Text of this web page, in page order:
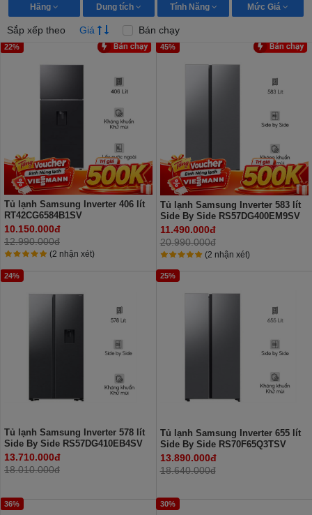
Hãng Dung tích Tính Năng Mức Giá
Sắp xếp theo Giá Bán chạy
22%
Tủ lạnh Samsung Inverter 406 lít
RT42CG6584B1SV
10.150.000đ
12.990.000đ
(2 nhận xét)
45%
Tủ lạnh Samsung Inverter 583 lít
Side By Side RS57DG400EM9SV
11.490.000đ
20.990.000đ
(2 nhận xét)
24%
Tủ lạnh Samsung Inverter 578 lít
Side By Side RS57DG410EB4SV
13.710.000đ
18.010.000đ
25%
Tủ lạnh Samsung Inverter 655 lít
Side By Side RS70F65Q3TSV
13.890.000đ
18.640.000đ
36% 30%